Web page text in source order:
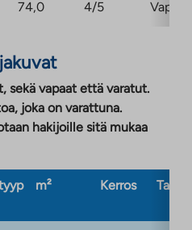
74,0 4/5 Vapaa
sekä vapaat että varatut.
joka on varattuna.
hakijoille sitä mukaa
m² Kerros